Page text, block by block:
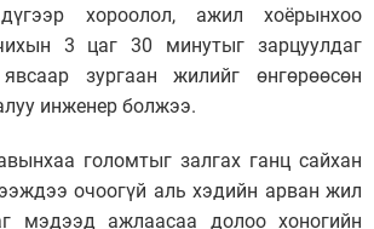
хороолол, ажил хоёрынхоо
3 цаг 30 минутыг зарцуулдаг
зургаан жилийг өнгөрөөсөн
инженер болжээ.
голомтыг залгах ганц сайхан
очоогүй аль хэдийн арван жил
мэдээд ажлаасаа долоо хоногийн